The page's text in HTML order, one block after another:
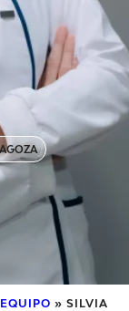
EQUIPO » SILVIA